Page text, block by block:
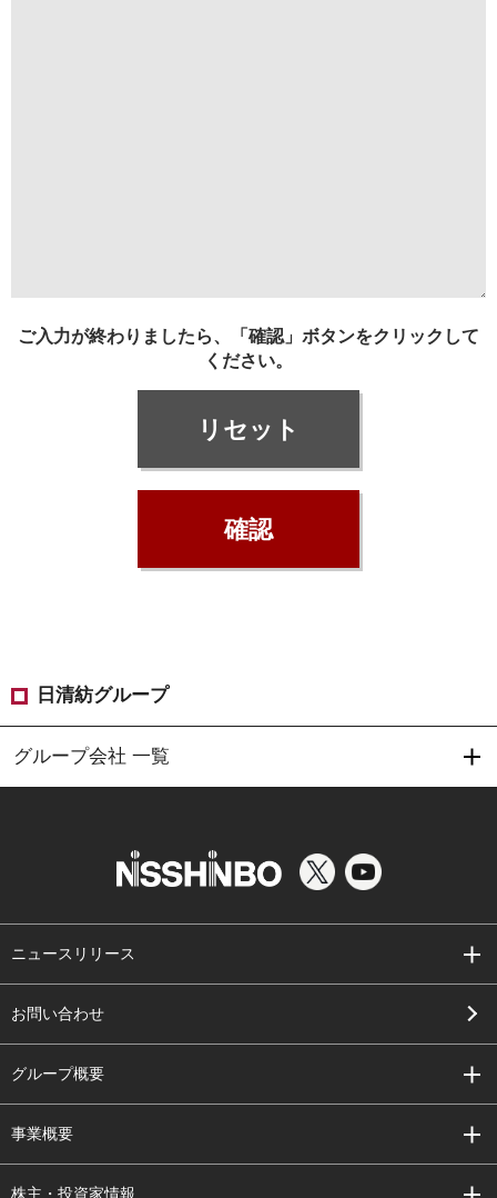
ご入力が終わりましたら、「確認」ボタンをクリックして
ください。
日清紡グループ
グループ会社 一覧
ニュースリリース
お問い合わせ
グループ概要
事業概要
株主・投資家情報